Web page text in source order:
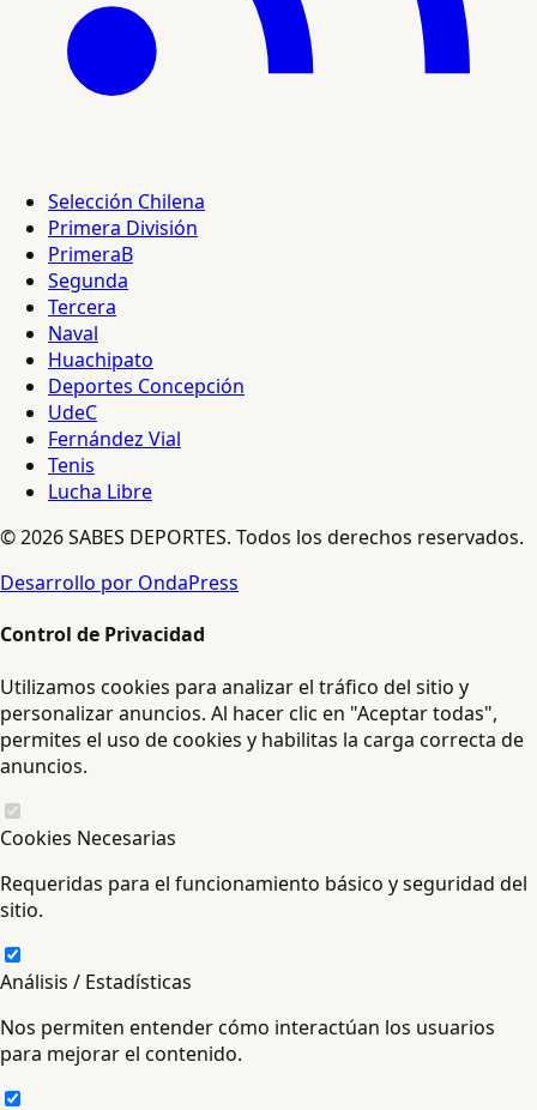
Selección Chilena
Primera División
PrimeraB
Segunda
Tercera
Naval
Huachipato
Deportes Concepción
UdeC
Fernández Vial
Tenis
Lucha Libre
© 2026 SABES DEPORTES. Todos los derechos reservados.
Desarrollo por OndaPress
Control de Privacidad
Utilizamos cookies para analizar el tráfico del sitio y
personalizar anuncios. Al hacer clic en "Aceptar todas",
permites el uso de cookies y habilitas la carga correcta de
anuncios.
Cookies Necesarias
Requeridas para el funcionamiento básico y seguridad del
sitio.
Análisis / Estadísticas
Nos permiten entender cómo interactúan los usuarios
para mejorar el contenido.